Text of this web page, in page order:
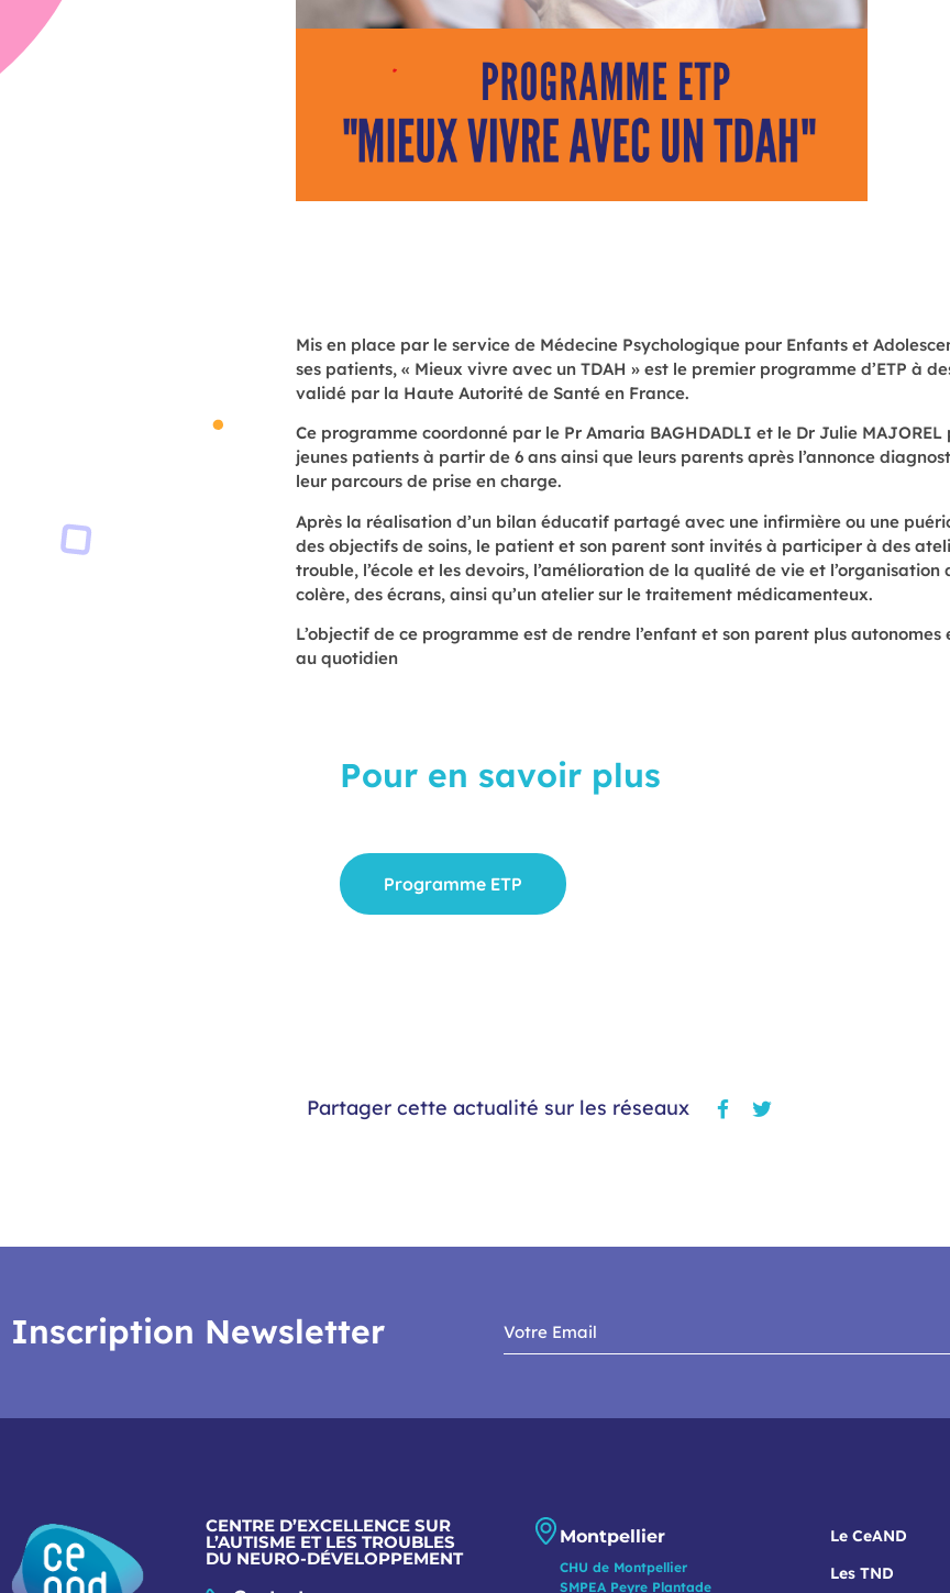
Mis en place par le service de Médecine Psychologique pour Enfants et
ses patients, « Mieux vivre avec un TDAH » est le premier programme d’ETP à
validé par la Haute Autorité de Santé en France.
Ce programme coordonné par le Pr Amaria BAGHDADLI et le Dr Julie
jeunes patients à partir de 6 ans ainsi que leurs parents après l’annonce
leur parcours de prise en charge.
Après la réalisation d’un bilan éducatif partagé avec une infirmière ou une
des objectifs de soins, le patient et son parent sont invités à participer à des
trouble, l’école et les devoirs, l’amélioration de la qualité de vie et
colère, des écrans, ainsi qu’un atelier sur le traitement médicamenteux.
L’objectif de ce programme est de rendre l’enfant et son parent plus
au quotidien
Pour en savoir plus
Programme ETP
Partager cette actualité sur les réseaux
Inscription Newsletter
CENTRE D’EXCELLENCE SUR
L’AUTISME ET LES TROUBLES
DU NEURO-DÉVELOPPEMENT
Montpellier
CHU de Montpellier
SMPEA Peyre Plantade
Le CeAND
Les TND